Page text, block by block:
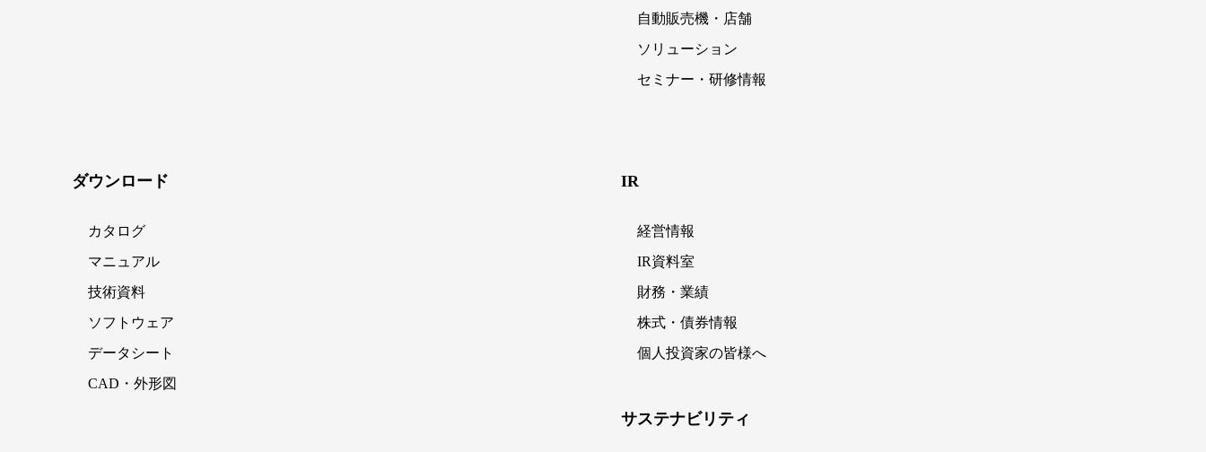
自動販売機・店舗
ソリューション
セミナー・研修情報
ダウンロード
カタログ
マニュアル
技術資料
ソフトウェア
データシート
CAD・外形図
IR
経営情報
IR資料室
財務・業績
株式・債券情報
個人投資家の皆様へ
サステナビリティ